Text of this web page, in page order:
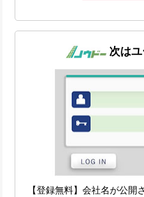
次はユ
【登録無料】会社名が公開